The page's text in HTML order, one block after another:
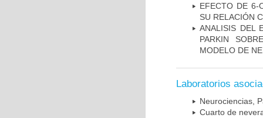
EFECTO DE 6-
SU RELACIÓN
ANALISIS DEL
PARKIN
MODELO DE
Laboratorios
Neurociencias,
Cuarto de